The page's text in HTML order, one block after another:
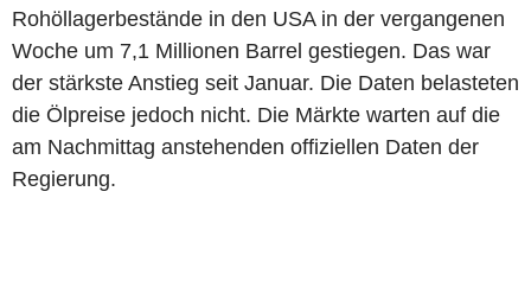
Rohöllagerbestände in den USA in der vergangenen
Woche um 7,1 Millionen Barrel gestiegen. Das war
der stärkste Anstieg seit Januar. Die Daten belasteten
die Ölpreise jedoch nicht. Die Märkte warten auf die
am Nachmittag anstehenden offiziellen Daten der
Regierung.